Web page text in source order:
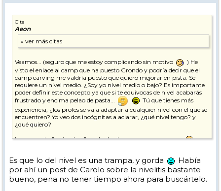
Cita
Aeon
Veamos... (seguro que me estoy complicando sin motivo
) He
visto el enlace al camp que ha puesto Grondo y podría decir que el
camp carving me valdría puesto que quiero mejorar en pista. Se
requiere un nivel medio. ¿Soy yo nivel medio o bajo? Es importante
poder definir este concepto ya que si te equivocas de nivel acabarás
frustrado y encima pelao de pasta...
Tú que tienes más
experiencia, ¿los profes se va a adaptar a cualquier nivel con el que se
encuentren? Yo veo dos incógnitas a aclarar, ¿qué nivel tengo? y
¿qué quiero?
La pregunta "qué quiero" me ha hecho ponerme a pensar...
Es que lo del nivel es una trampa, y gorda
Había
por ahí un post de Carolo sobre la nivelitis bastante
bueno, pena no tener tiempo ahora para buscártelo.